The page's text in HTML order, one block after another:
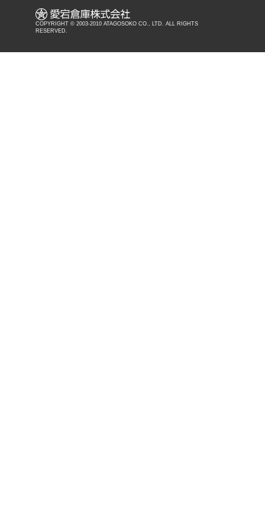
COPYRIGHT © 2003-2010 ATAGOSOKO CO., LTD. ALL RIGHTS
RESERVED.